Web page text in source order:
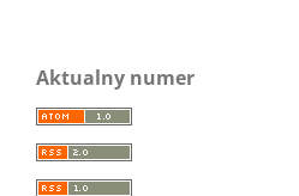
Aktualny numer